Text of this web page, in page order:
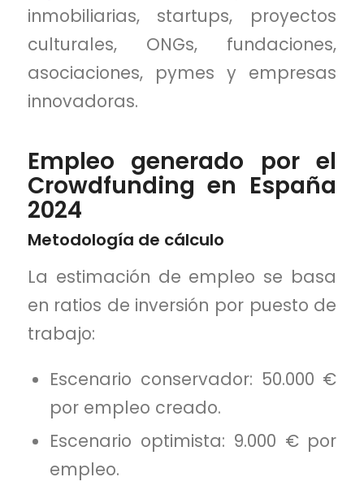
inmobiliarias, startups, proyectos
culturales, ONGs, fundaciones,
asociaciones, pymes y empresas
innovadoras.
Empleo generado por el
Crowdfunding en España
2024
Metodología de cálculo
La estimación de empleo se basa
en ratios de inversión por puesto de
trabajo:
Escenario conservador: 50.000 €
por empleo creado.
Escenario optimista: 9.000 € por
empleo.